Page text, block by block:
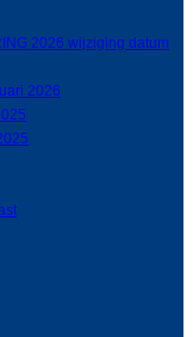
2026 wijziging datum
2026